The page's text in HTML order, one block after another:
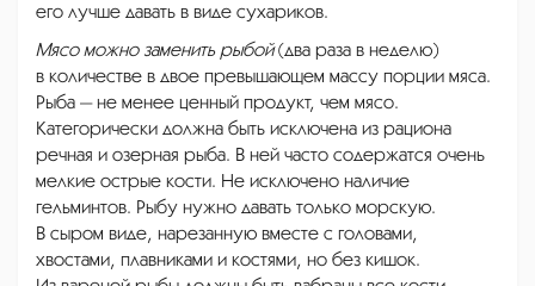
его лучше давать в виде сухариков.
Мясо можно заменить рыбой(два раза в неделю)
в количестве в двое превышающем массу порции мяса.
Рыба — не менее ценный продукт, чем мясо.
Категорически должна быть исключена из рациона
речная и озерная рыба. В ней часто содержатся очень
мелкие острые кости. Не исключено наличие
гельминтов. Рыбу нужно давать только морскую.
В сыром виде, нарезанную вместе с головами,
хвостами, плавниками и костями, но без кишок.